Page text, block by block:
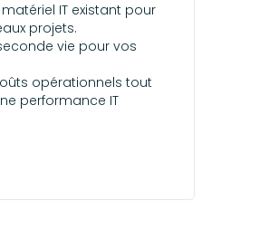
IT existant pour
projets.
vie pour vos
opérationnels tout
performance IT